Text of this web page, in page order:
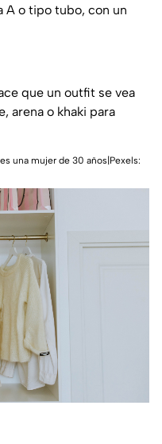
A o tipo tubo, con un
que un outfit se vea
arena o khaki para
una mujer de 30 años|Pexels: